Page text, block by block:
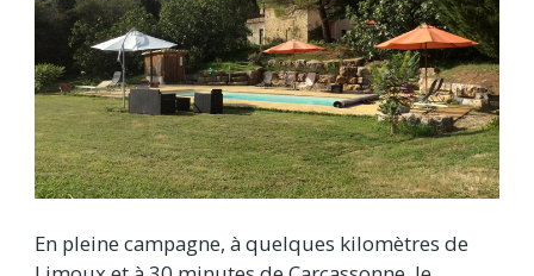
En pleine campagne, à quelques kilomètres de